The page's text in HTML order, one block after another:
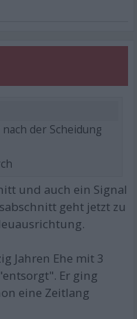
der Scheidung
und auch ein Signal
geht jetzt zu
Jahren Ehe mit 3
Er ging
eine Zeitlang